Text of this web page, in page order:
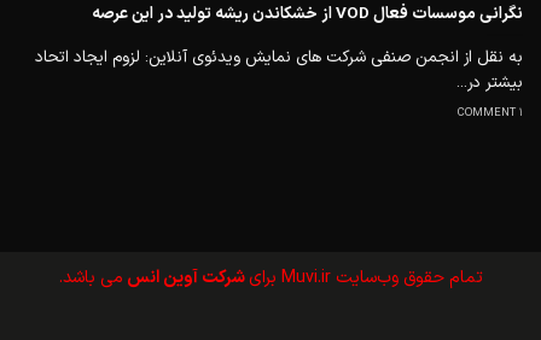
نگرانی موسسات فعال VOD از خشکاندن ریشه تولید در این عرصه
به نقل از انجمن صنفی شرکت های نمایش ویدئوی آنلاین: لزوم ایجاد اتحاد
بیشتر در...
1 COMMENT
تمام حقوق وب‌سايت Muvi.ir برای شرکت آوین انس می باشد.